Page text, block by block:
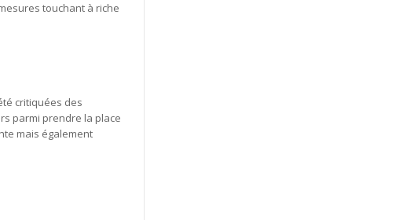
touchant à riche
critiquées des
parmi prendre la place
mais également